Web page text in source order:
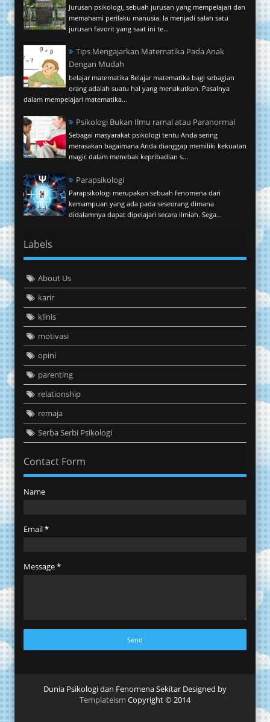
Jurusan psikologi, sebuah jurusan yang mempelajari dan
memahami perilaku manusia. Ia menjadi salah satu
jurusan favorit yang saat ini te...
Tips Mengajarkan Matematika Pada Anak
Dengan Mudah
belajar matematika Belajar matematika bagi sebagian
orang adalah suatu hal yang menakutkan. Pasalnya
dalam mempelajari matematika...
Psikologi Bukan Ilmu ramal atau Paranormal
Sebagai masyarakat psikologi tentu Anda sering
merasakan bagaimana Anda dianggap memiliki kekuatan
magic dalam menebak kepribadian s...
Parapsikologi
Parapsikologi merupakan sebuah fenomena dari
kemampuan yang ada pada seseorang dimana
didalamnya dapat dipelajari secara ilmiah. Sega...
Labels
About Us
karir
klinis
motivasi
opini
parenting
relationship
remaja
Serba Serbi Psikologi
Contact Form
Name
Email*
Message*
Dunia Psikologi dan Fenomena Sekitar Designed by
Templateism Copyright © 2014